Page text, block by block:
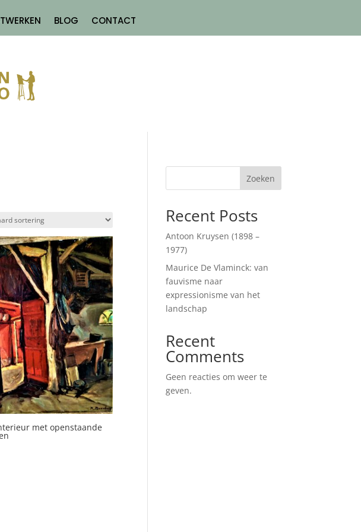
BLOG CONTACT
met openstaande
Zoeken
Recent Posts
Antoon Kruysen (1898 –
1977)
Maurice De Vlaminck: van
fauvisme naar
expressionisme van het
landschap
Recent
Comments
Geen reacties om weer te
geven.